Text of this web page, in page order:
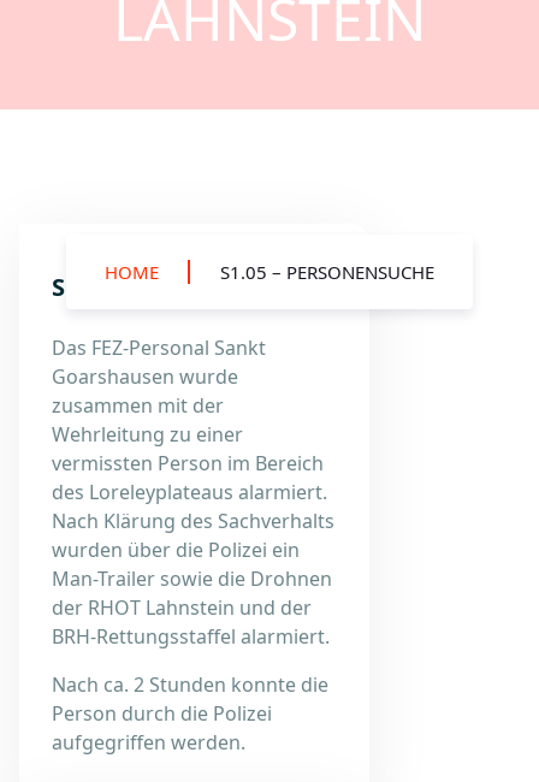
LAHNSTEIN
HOME S1.05 – PERSONENSUCHE
S1.05 – Personensuche
Das FEZ-Personal Sankt
Goarshausen wurde
zusammen mit der
Wehrleitung zu einer
vermissten Person im Bereich
des Loreleyplateaus alarmiert.
Nach Klärung des Sachverhalts
wurden über die Polizei ein
Man-Trailer sowie die Drohnen
der RHOT Lahnstein und der
BRH-Rettungsstaffel alarmiert.
Nach ca. 2 Stunden konnte die
Person durch die Polizei
aufgegriffen werden.